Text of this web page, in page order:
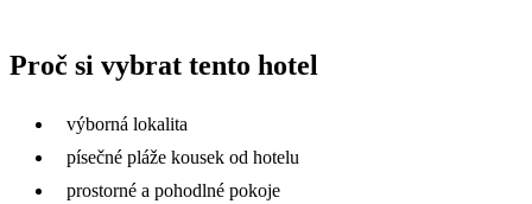
Proč si vybrat tento hotel
výborná lokalita
písečné pláže kousek od hotelu
prostorné a pohodlné pokoje